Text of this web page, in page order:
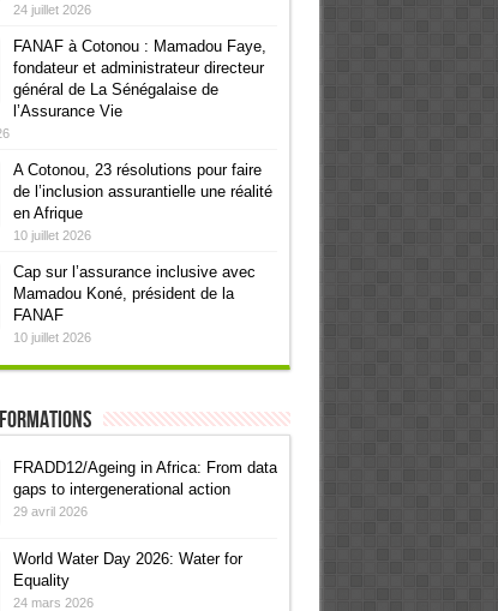
24 juillet 2026
FANAF à Cotonou : Mamadou Faye,
fondateur et administrateur directeur
général de La Sénégalaise de
l’Assurance Vie
A Cotonou, 23 résolutions pour faire
de l’inclusion assurantielle une réalité
en Afrique
10 juillet 2026
Cap sur l’assurance inclusive avec
Mamadou Koné, président de la
FANAF
10 juillet 2026
FRADD12/Ageing in Africa: From data
gaps to intergenerational action
29 avril 2026
World Water Day 2026: Water for
Equality
24 mars 2026